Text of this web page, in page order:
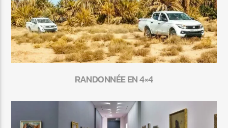
RANDONNÉE EN 4×4